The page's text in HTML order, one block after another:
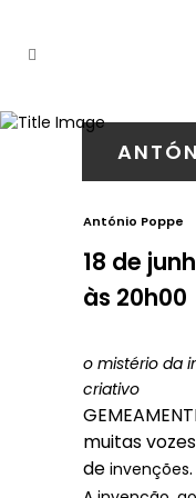
António Poppe
18 de
às 20h00
o mistério da
criativo
muitas
de invenções.